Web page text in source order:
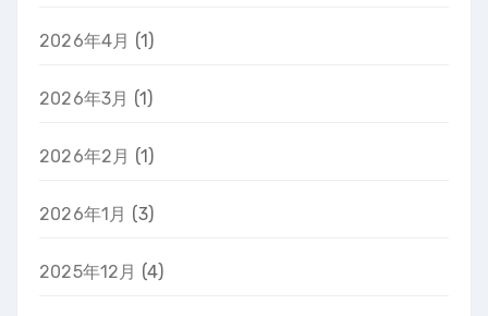
2026年4月 (1)
2026年3月 (1)
2026年2月 (1)
2026年1月 (3)
2025年12月 (4)